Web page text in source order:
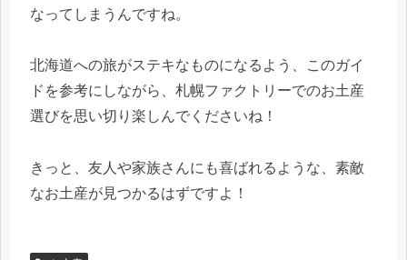
なってしまうんですね。
北海道への旅がステキなものになるよう、このガイ
ドを参考にしながら、札幌ファクトリーでのお土産
選びを思い切り楽しんでくださいね！
きっと、友人や家族さんにも喜ばれるような、素敵
なお土産が見つかるはずですよ！